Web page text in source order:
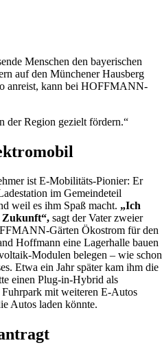
Menschen den bayerischen
auf den Münchener Hausberg
anreist, kann bei HOFFMANN-
der Region gezielt fördern.“
ist E-Mobilitäts-Pionier: Er
im Gemeindeteil
weil es ihm Spaß macht. „Ich
Zukunft“,sagt der Vater zweier
Gärten Ökostrom für den
Hoffmann eine Lagerhalle bauen
Modulen belegen – wie schon
Etwa ein Jahr später kam ihm die
einen Plug-in-Hybrid als
mit weiteren E-Autos
Autos laden könnte.